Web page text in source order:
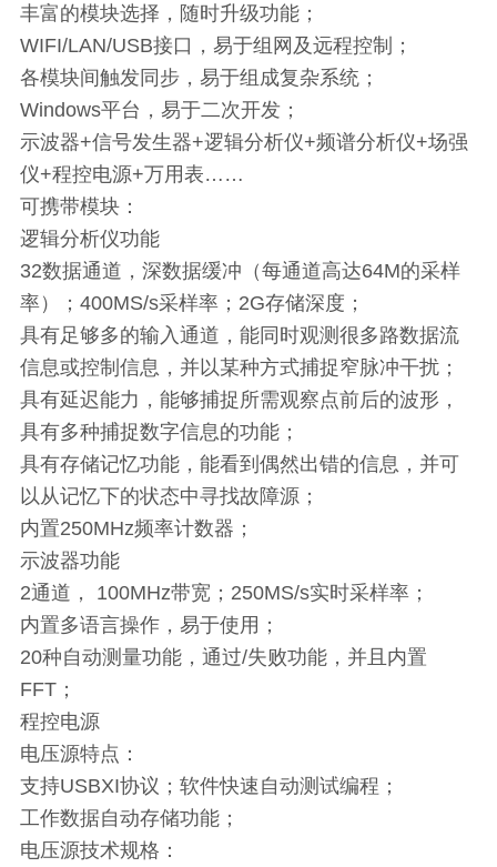
丰富的模块选择，随时升级功能；
WIFI/LAN/USB接口，易于组网及远程控制；
各模块间触发同步，易于组成复杂系统；
Windows平台，易于二次开发；
示波器+信号发生器+逻辑分析仪+频谱分析仪+场强
仪+程控电源+万用表……
可携带模块：
逻辑分析仪功能
32数据通道，深数据缓冲（每通道高达64M的采样
率）；400MS/s采样率；2G存储深度；
具有足够多的输入通道，能同时观测很多路数据流
信息或控制信息，并以某种方式捕捉窄脉冲干扰；
具有延迟能力，能够捕捉所需观察点前后的波形，
具有多种捕捉数字信息的功能；
具有存储记忆功能，能看到偶然出错的信息，并可
以从记忆下的状态中寻找故障源；
内置250MHz频率计数器；
示波器功能
2通道， 100MHz带宽；250MS/s实时采样率；
内置多语言操作，易于使用；
20种自动测量功能，通过/失败功能，并且内置
FFT；
程控电源
电压源特点：
支持USBXI协议；软件快速自动测试编程；
工作数据自动存储功能；
电压源技术规格：